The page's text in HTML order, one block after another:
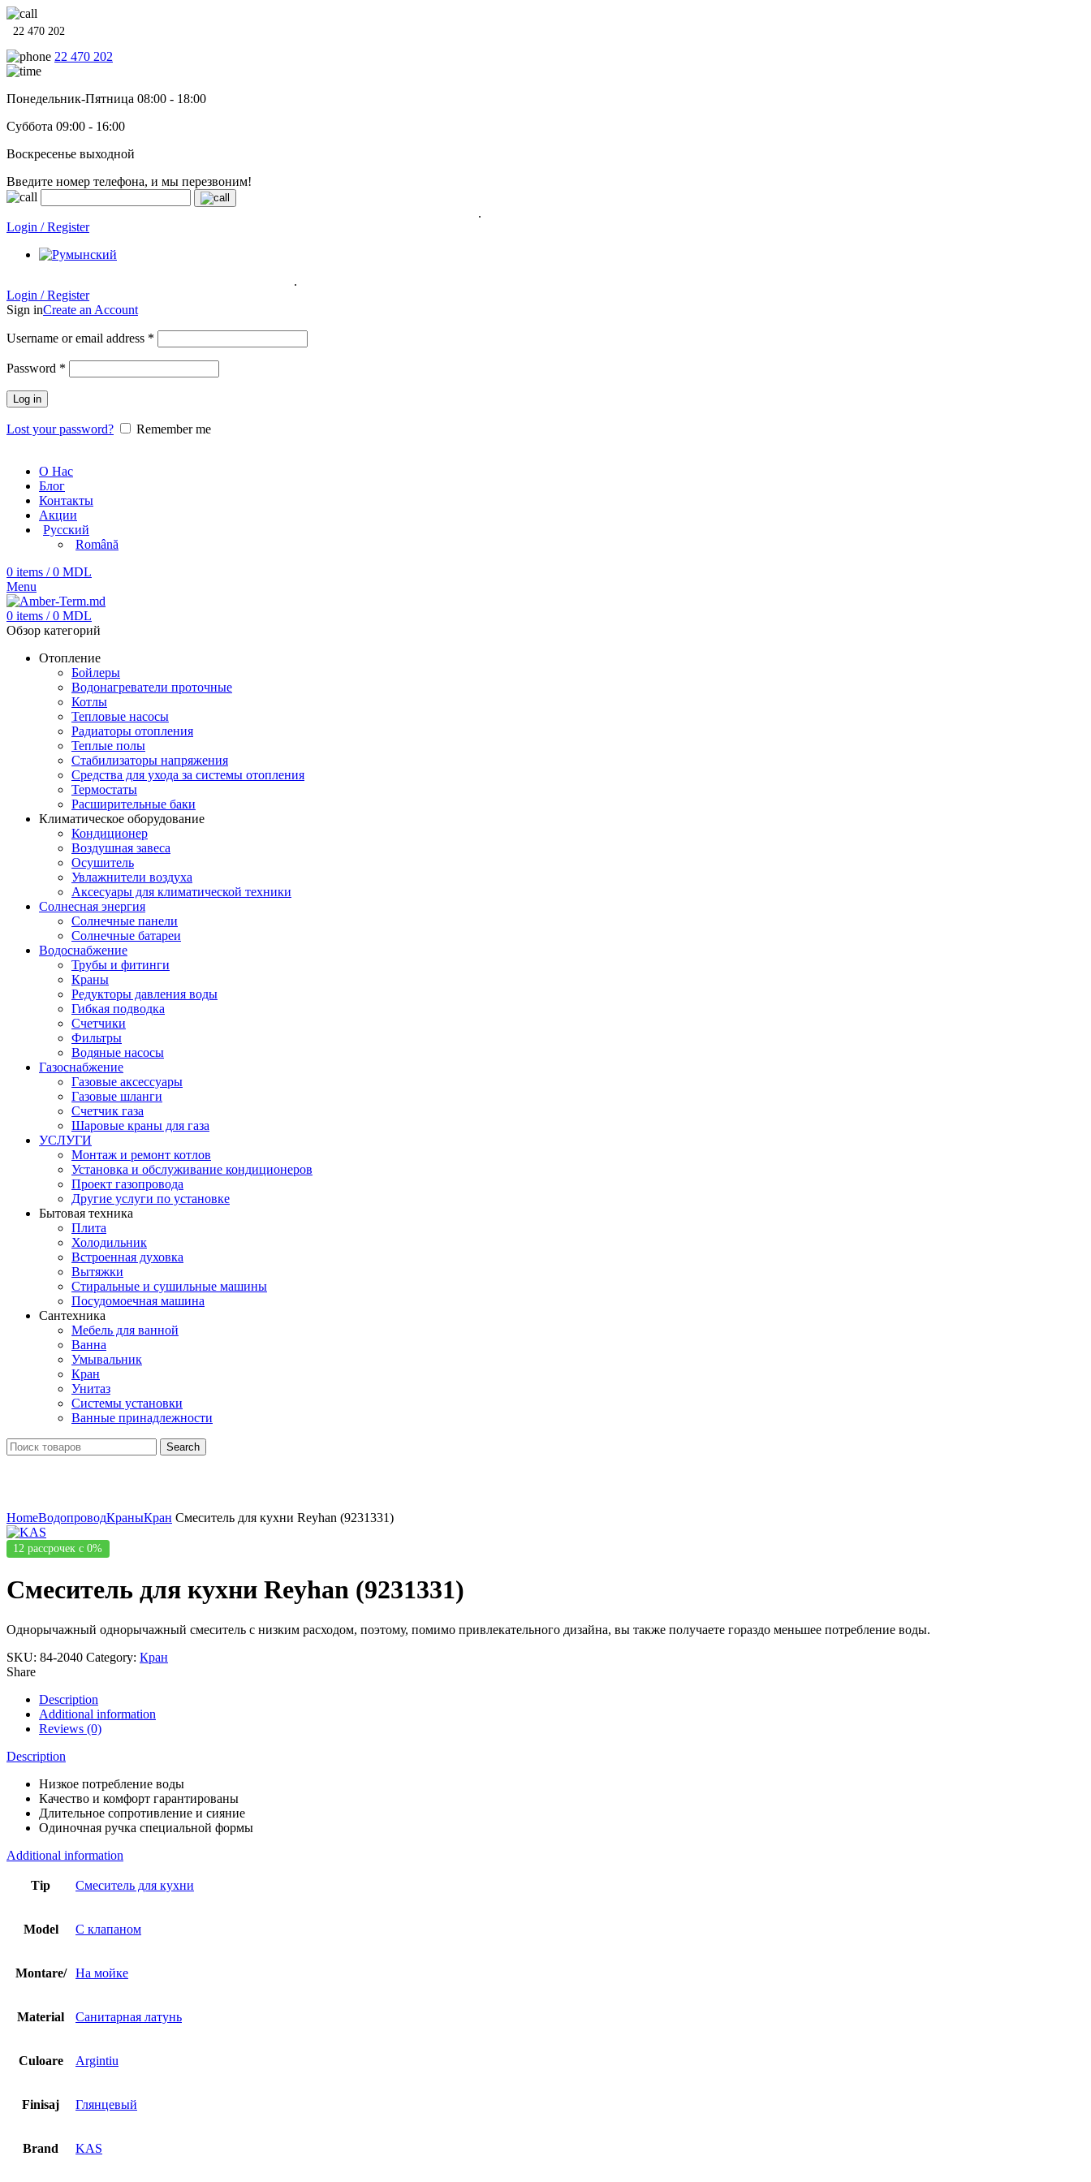
22 470 202
22 470 202
Понедельник-Пятница 08:00 - 18:00
Суббота 09:00 - 16:00
Воскресенье выходной
Введите номер телефона, и мы перезвоним!
.
Login / Register
.
Login / Register
Sign inCreate an Account
Username or email address *
Password *
Log in
Lost your password? Remember me
О Нас
Блог
Контакты
Акции
Русский
Română
0 items / 0 MDL
Menu
0 items / 0 MDL
Обзор категорий
Отопление
Бойлеры
Водонагреватели проточные
Котлы
Тепловые насосы
Радиаторы отопления
Теплые полы
Стабилизаторы напряжения
Средства для ухода за системы отопления
Термостаты
Расширительные баки
Климатическое оборудование
Кондиционер
Воздушная завеса
Осушитель
Увлажнители воздуха
Аксесуары для климатической техники
Солнесная энергия
Cолнечные панели
Солнечные батареи
Водоснабжение
Трубы и фитинги
Краны
Редукторы давления воды
Гибкая подводка
Счетчики
Фильтры
Водяные насосы
Газоснабжение
Газовые аксессуары
Газовые шланги
Счетчик газа
Шаровые краны для газа
УСЛУГИ
Монтаж и ремонт котлов
Установка и обслуживание кондиционеров
Проект газопровода
Другие услуги по установке
Бытовая техника
Плита
Холодильник
Встроенная духовка
Вытяжки
Стиральные и сушильные машины
Посудомоечная машина
Сантехника
Мебель для ванной
Ванна
Умывальник
Кран
Унитаз
Системы установки
Ванные принадлежности
Search
HomeВодопроводКраныКран Смеситель для кухни Reyhan (9231331)
12 рассрочек с 0%
Смеситель для кухни Reyhan (9231331)
Однорычажный однорычажный смеситель с низким расходом, поэтому, помимо привлекательного дизайна, вы также получаете гораздо меньшее потребление воды.
SKU: 84-2040 Category: Кран
Share
Description
Additional information
Reviews (0)
Description
Низкое потребление воды
Качество и комфорт гарантированы
Длительное сопротивление и сияние
Одиночная ручка специальной формы
Additional information
Tip Смеситель для кухни
Model С клапаном
Montare/ На мойке
Material Санитарная латунь
Culoare Argintiu
Finisaj Глянцевый
Brand KAS